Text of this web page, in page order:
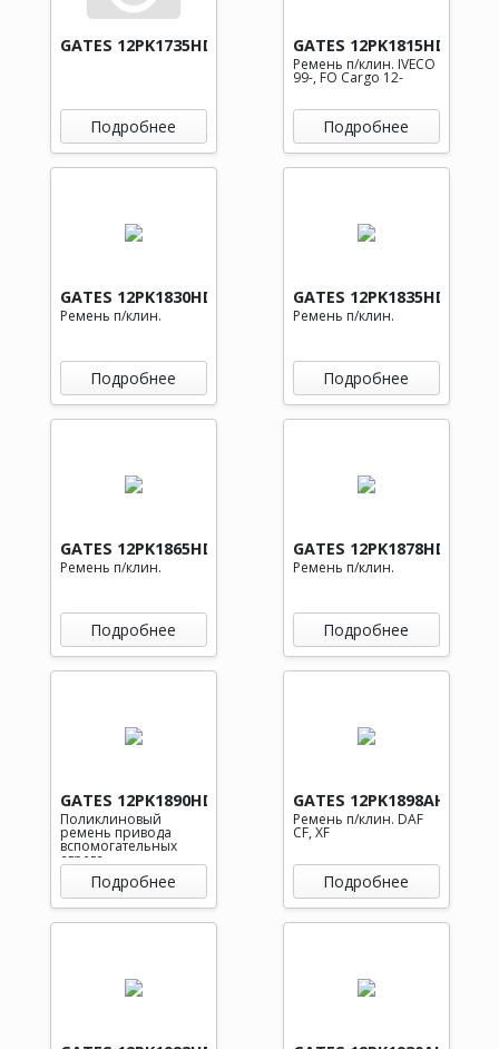
GATES 12PK1735HD
Подробнее
GATES 12PK1815HD
Ремень п/клин. IVECO
99-, FO Cargo 12-
Подробнее
GATES 12PK1830HD
Ремень п/клин.
Подробнее
GATES 12PK1835HD
Ремень п/клин.
Подробнее
GATES 12PK1865HD
Ремень п/клин.
Подробнее
GATES 12PK1878HD
Ремень п/клин.
Подробнее
GATES 12PK1890HD
Поликлиновый
ремень привода
вспомогательных
агрега
Подробнее
GATES 12PK1898AHD
Ремень п/клин. DAF
CF, XF
Подробнее